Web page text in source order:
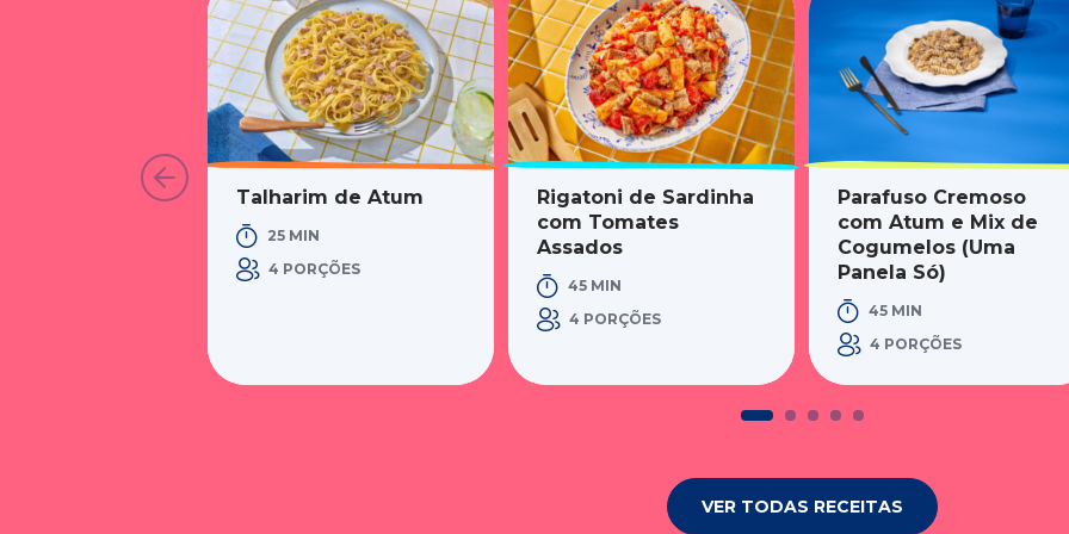
Talharim de Atum
25 MIN
4 PORÇÕES
Rigatoni de Sardinha
com Tomates
Assados
45 MIN
4 PORÇÕES
Parafuso Cremoso
com Atum e Mix de
Cogumelos (Uma
Panela Só)
45 MIN
4 PORÇÕES
VER TODAS RECEITAS